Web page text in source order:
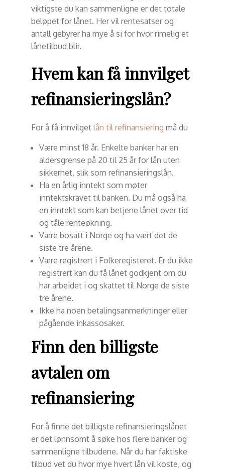
viktigste du kan sammenligne er det totale
beløpet for lånet. Her vil rentesatser og
antall gebyrer ha mye å si for hvor rimelig et
lånetilbud blir.
Hvem kan få innvilget
refinansieringslån?
For å få innvilget lån til refinansiering må du
Være minst 18 år. Enkelte banker har en
aldersgrense på 20 til 25 år for lån uten
sikkerhet, slik som refinansieringslån.
Ha en årlig inntekt som møter
inntektskravet til banken. Du må også ha
en inntekt som kan betjene lånet over tid
og tåle renteøkning.
Være bosatt i Norge og ha vært det de
siste tre årene.
Være registrert i Folkeregisteret. Er du ikke
registrert kan du få lånet godkjent om du
har arbeidet i og skattet til Norge de siste
tre årene.
Ikke ha noen betalingsanmerkninger eller
pågående inkassosaker.
Finn den billigste
avtalen om
refinansiering
For å finne det billigste refinansieringslånet
er det lønnsomt å søke hos flere banker og
sammenligne tilbudene. Når du har faktiske
tilbud vet du hvor mye hvert lån vil koste, og